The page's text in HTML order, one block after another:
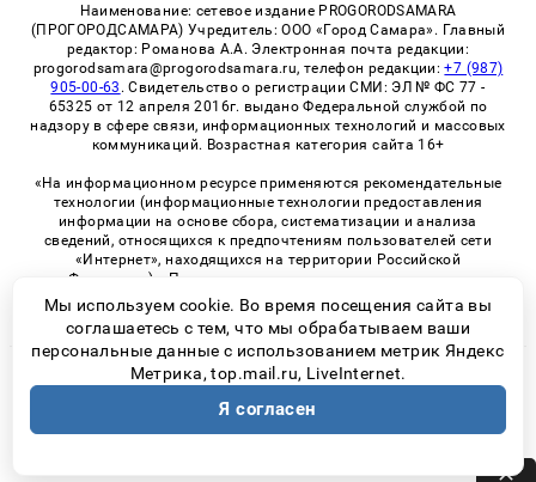
Наименование: сетевое издание PROGORODSAMARA
(ПРОГОРОДСАМАРА) Учредитель: ООО «Город Самара». Главный
редактор: Романова А.А. Электронная почта редакции:
progorodsamara@progorodsamara.ru, телефон редакции:+7 (987)
905-00-63 . Свидетельство о регистрации СМИ: ЭЛ № ФС 77 -
65325 от 12 апреля 2016г. выдано Федеральной службой по
надзору в сфере связи, информационных технологий и массовых
коммуникаций. Возрастная категория сайта 16+
«На информационном ресурсе применяются рекомендательные
технологии (информационные технологии предоставления
информации на основе сбора, систематизации и анализа
сведений, относящихся к предпочтениям пользователей сети
«Интернет», находящихся на территории Российской
Федерации)». Правила применения рекомендательных
технологий в виджетах рекламно-обменной сети
«СМИ2» (PDF)
© 2026 «ProGorodSamara» | Все права защищены
Возрастная категория сайта 16+
Политика конфиденциальности
Мы используем cookie. Во время посещения сайта вы
соглашаетесь с тем, что мы обрабатываем ваши
персональные данные с использованием метрик Яндекс
Метрика, top.mail.ru, LiveInternet.
Я согласен